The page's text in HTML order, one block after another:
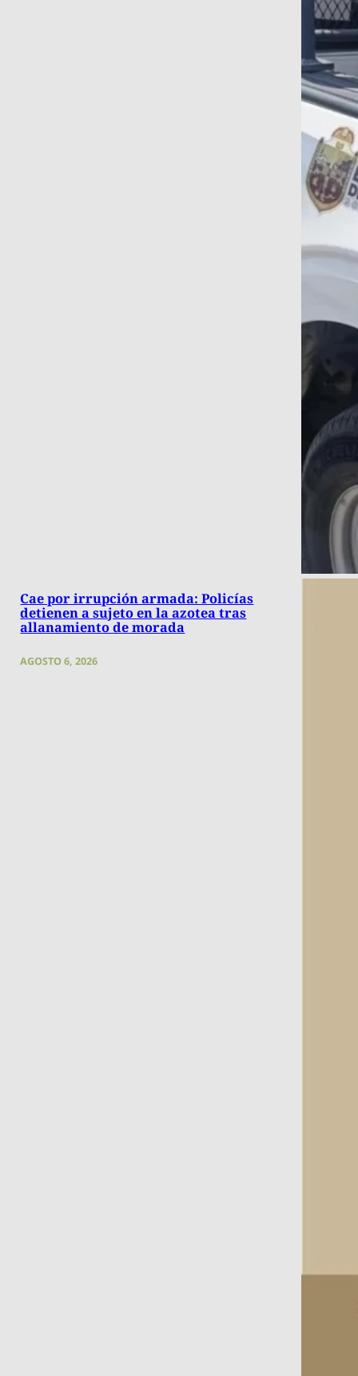
Cae por irrupción armada: Policías
detienen a sujeto en la azotea tras
allanamiento de morada
AGOSTO 6, 2026